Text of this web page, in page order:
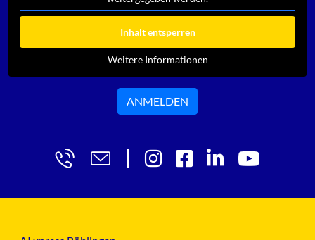
Inhalt entsperren
Weitere Informationen
ANMELDEN